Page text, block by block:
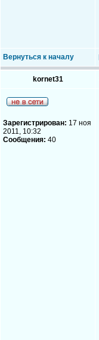
Вернуться к началу
kornet31
Зарегистрирован: 17 ноя
2011, 10:32
Сообщения: 40